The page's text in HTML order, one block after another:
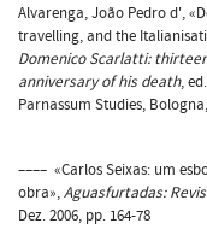
Alvarenga, João Pedro d',
travelling, and the
Domenico Scarlatti:
anniversary of his death,
Parnassum Studies,
–––– «Carlos Seixas: um
obra»,Aguasfurtadas:
Dez. 2006, pp. 164-78